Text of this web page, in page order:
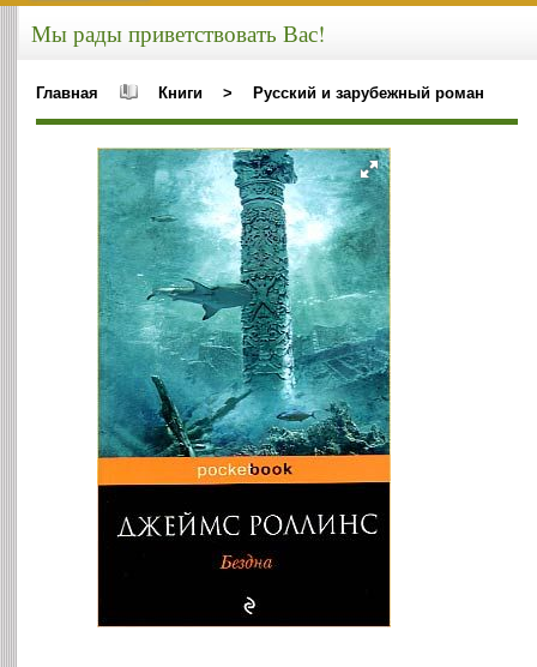
Мы рады приветствовать Вас!
Главная Книги > Русский и зарубежный роман